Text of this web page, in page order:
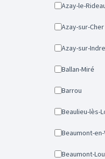
Azay-le-
Azay-sur-Cher
Azay-sur-Indre
Ballan-Miré
Barrou
Beaulieu-lès-
Beaumont-
Beaumont-